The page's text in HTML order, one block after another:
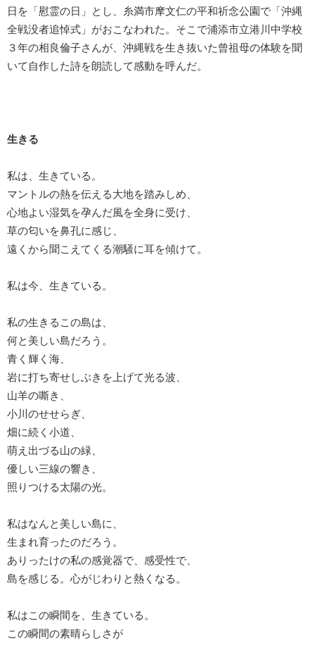
日を「慰霊の日」とし、糸満市摩文仁の平和祈念公園で「沖縄
全戦没者追悼式」がおこなわれた。そこで浦添市立港川中学校
３年の相良倫子さんが、沖縄戦を生き抜いた曾祖母の体験を聞
いて自作した詩を朗読して感動を呼んだ。
生きる
私は、生きている。
マントルの熱を伝える大地を踏みしめ、
心地よい湿気を孕んだ風を全身に受け、
草の匂いを鼻孔に感じ、
遠くから聞こえてくる潮騒に耳を傾けて。
私は今、生きている。
私の生きるこの島は、
何と美しい島だろう。
青く輝く海、
岩に打ち寄せしぶきを上げて光る波、
山羊の嘶き、
小川のせせらぎ、
畑に続く小道、
萌え出づる山の緑、
優しい三線の響き、
照りつける太陽の光。
私はなんと美しい島に、
生まれ育ったのだろう。
ありったけの私の感覚器で、感受性で、
島を感じる。心がじわりと熱くなる。
私はこの瞬間を、生きている。
この瞬間の素晴らしさが